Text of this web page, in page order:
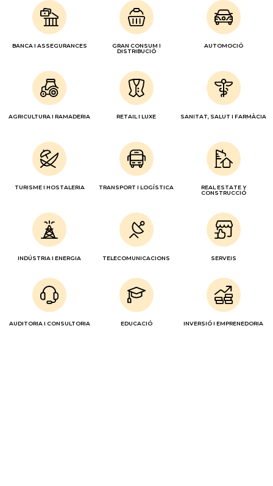
BANCA I ASSEGURANCES
GRAN CONSUM I
DISTRIBUCIÓ
AUTOMOCIÓ
AGRICULTURA I RAMADERIA RETAIL I LUXE SANITAT, SALUT I FARMÀCIA
TURISME I HOSTALERIA TRANSPORT I LOGÍSTICA
REAL ESTATE Y
CONSTRUCCIÓ
INDÚSTRIA I ENERGIA TELECOMUNICACIONS SERVEIS
AUDITORIA I CONSULTORIA EDUCACIÓ INVERSIÓ I EMPRENEDORIA